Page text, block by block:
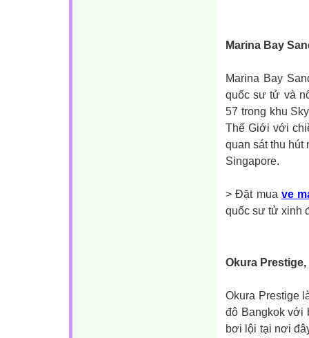
Marina Bay
Marina Bay
quốc sư tử và
57 trong khu
Thế Giới với
quan sát thu hút
Singapore.
> Đặt mua ve
quốc sư tử xinh
Okura
Okura Prestige
đô Bangkok với
bơi lội tại nơi